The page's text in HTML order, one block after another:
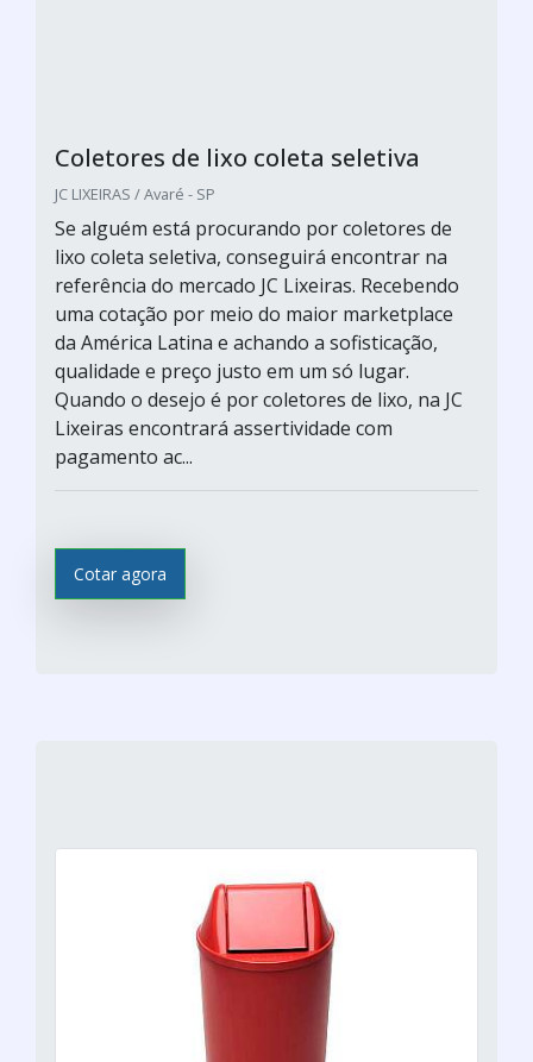
Coletores de lixo coleta seletiva
JC LIXEIRAS / Avaré - SP
Se alguém está procurando por coletores de
lixo coleta seletiva, conseguirá encontrar na
referência do mercado JC Lixeiras. Recebendo
uma cotação por meio do maior marketplace
da América Latina e achando a sofisticação,
qualidade e preço justo em um só lugar.
Quando o desejo é por coletores de lixo, na JC
Lixeiras encontrará assertividade com
pagamento ac...
Cotar agora